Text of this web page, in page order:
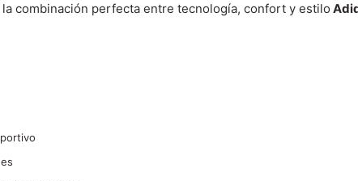
la combinación perfecta entre tecnología, confort y estilo